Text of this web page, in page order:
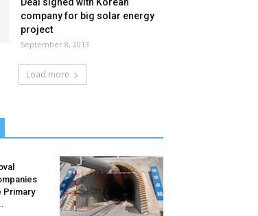
company for big solar energy
project
September 8, 2013
Load more
Primary